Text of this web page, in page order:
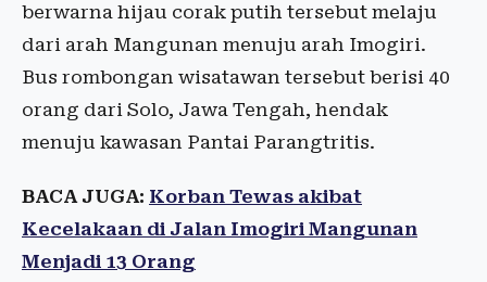
berwarna hijau corak putih tersebut melaju
dari arah Mangunan menuju arah Imogiri.
Bus rombongan wisatawan tersebut berisi 40
orang dari Solo, Jawa Tengah, hendak
menuju kawasan Pantai Parangtritis.
BACA JUGA: Korban Tewas akibat
Kecelakaan di Jalan Imogiri Mangunan
Menjadi 13 Orang